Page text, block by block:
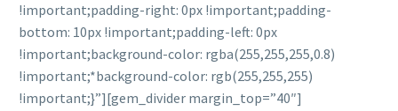
!important;padding-right: 0px !important;padding-
bottom: 10px !important;padding-left: 0px
!important;background-color: rgba(255,255,255,0.8)
!important;*background-color: rgb(255,255,255)
!important;}”][gem_divider margin_top=”40″]